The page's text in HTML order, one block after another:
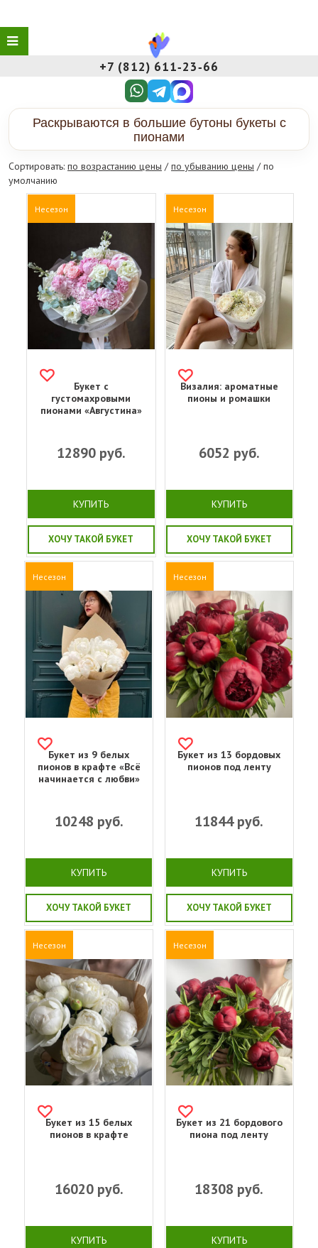
+7 (812) 611‑23‑66
Раскрываются в большие бутоны букеты с
пионами
Сортировать: по возрастанию цены /по убыванию цены / по
умолчанию
Несезон
Букет с
густомахровыми
пионами «Августина»
12890руб.
КУПИТЬ
ХОЧУ ТАКОЙ БУКЕТ
Несезон
Визалия: ароматные
пионы и ромашки
6052 руб.
КУПИТЬ
ХОЧУ ТАКОЙ БУКЕТ
Несезон
Букет из 9 белых
пионов в крафте «Всё
начинается с любви»
10248 руб.
КУПИТЬ
ХОЧУ ТАКОЙ БУКЕТ
Несезон
Букет из 13 бордовых
пионов под ленту
11844руб.
КУПИТЬ
ХОЧУ ТАКОЙ БУКЕТ
Несезон
Букет из 15 белых
пионов в крафте
16020руб.
КУПИТЬ
Несезон
Букет из 21 бордового
пиона под ленту
18308 руб.
КУПИТЬ